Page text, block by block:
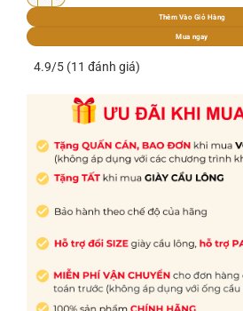
2.080.000 ₫.
Thêm Vào Giỏ Hàng
Mua ngay
4.9/5 (11 đánh giá)